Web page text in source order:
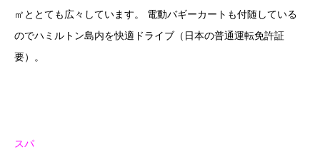
㎡ととても広々しています。 電動バギーカートも付随している
のでハミルトン島内を快適ドライブ（日本の普通運転免許証
要）。
スパ